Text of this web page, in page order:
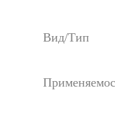
Вид/Тип